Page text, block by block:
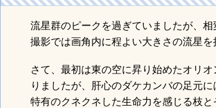
流星群のピークを過ぎていましたが、
撮影では画角内に程よい大きさの流星を
さて、最初は東の空に昇り始めたオリ
りましたが、肝心のダケカンバの足元
特有のクネクネした生命力を感じる枝